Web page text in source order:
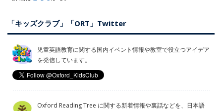
「キッズクラブ」「ORT」Twitter
児童英語教育に関する国内イベント情報や教室で役立つアイデア
を発信しています。
Oxford Reading Tree に関する新着情報や裏話などを、日本語